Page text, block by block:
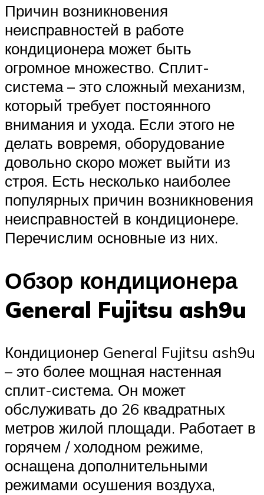
Причин возникновения
неисправностей в работе
кондиционера может быть
огромное множество. Сплит-
система – это сложный механизм,
который требует постоянного
внимания и ухода. Если этого не
делать вовремя, оборудование
довольно скоро может выйти из
строя. Есть несколько наиболее
популярных причин возникновения
неисправностей в кондиционере.
Перечислим основные из них.
Обзор кондиционера
General Fujitsu ash9u
Кондиционер General Fujitsu ash9u
– это более мощная настенная
сплит-система. Он может
обслуживать до 26 квадратных
метров жилой площади. Работает в
горячем / холодном режиме,
оснащена дополнительными
режимами осушения воздуха,